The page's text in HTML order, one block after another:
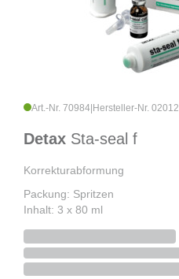
Art.-Nr. 70984 Hersteller-Nr. 02012
Detax Sta-seal f
Korrekturabformung
Packung: Spritzen
Inhalt: 3 x 80 ml